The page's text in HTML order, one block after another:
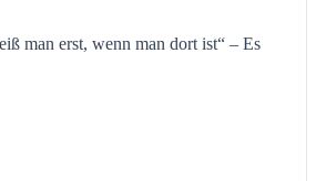
man erst, wenn man dort ist“ – Es